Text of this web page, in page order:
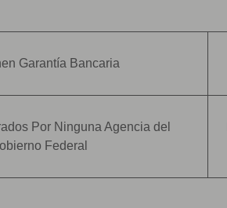
Garantía Bancaria
Por Ninguna Agencia del
Federal